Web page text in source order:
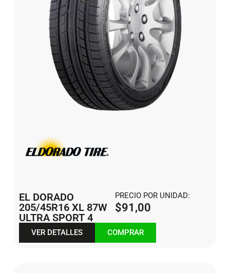
EL DORADO
205/45R16 XL 87W
ULTRA SPORT 4
PRECIO POR UNIDAD:
$91,00
VER DETALLES COMPRAR